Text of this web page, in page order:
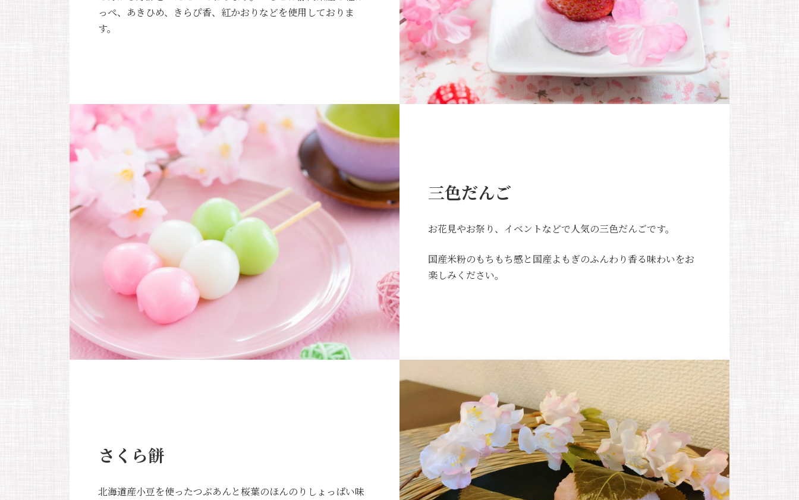
っぺ、あきひめ、きらぴ香、紅かおりなどを使用しておりま
す。
三色だんご
お花見やお祭り、イベントなどで人気の三色だんごです。
国産米粉のもちもち感と国産よもぎのふんわり香る味わいをお
楽しみください。
さくら餅
北海道産小豆を使ったつぶあんと桜葉のほんのりしょっぱい味